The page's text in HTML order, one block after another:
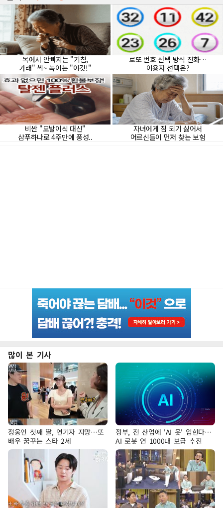
많이 본 기사
정웅인 첫째 딸, 연기자 지망…또
배우 꿈꾸는 스타 2세
정부, 전 산업에 'AI 옷' 입힌다…
AI 로봇 연 1000대 보급 추진